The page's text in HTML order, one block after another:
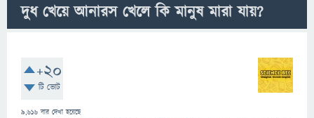
দুধ খেয়ে আনারস খেলে কি মানুষ মারা যায়?
+20
টি ভোট
9,616 বার দেখা হয়েছে